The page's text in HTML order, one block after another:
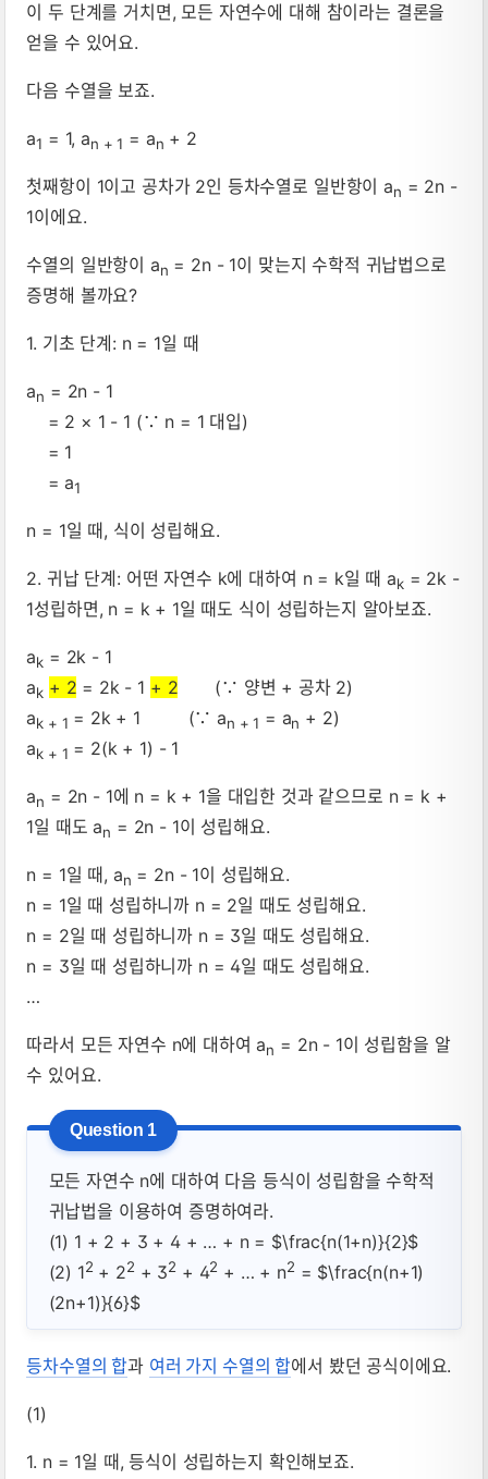
이 두 단계를 거치면, 모든 자연수에 대해 참이라는 결론을
얻을 수 있어요.
다음 수열을 보죠.
a1 = 1, an + 1 = an + 2
첫째항이 1이고 공차가 2인 등차수열로 일반항이 an = 2n -
1이에요.
수열의 일반항이 an = 2n - 1이 맞는지 수학적 귀납법으로
증명해 볼까요?
1. 기초 단계: n = 1일 때
an = 2n - 1
= 2 × 1 - 1 (∵ n = 1 대입)
= 1
= a1
n = 1일 때, 식이 성립해요.
2. 귀납 단계: 어떤 자연수 k에 대하여 n = k일 때 ak= 2k -
1성립하면, n = k + 1일 때도 식이 성립하는지 알아보죠.
ak = 2k - 1
ak + 2 = 2k - 1 + 2 (∵ 양변 + 공차 2)
ak + 1 = 2k + 1 (∵ an + 1 = an + 2)
ak + 1 = 2(k + 1) - 1
an = 2n - 1에 n = k + 1을 대입한 것과 같으므로 n = k +
1일 때도 an = 2n - 1이 성립해요.
n = 1일 때, an = 2n - 1이 성립해요.
n = 1일 때 성립하니까 n = 2일 때도 성립해요.
n = 2일 때 성립하니까 n = 3일 때도 성립해요.
n = 3일 때 성립하니까 n = 4일 때도 성립해요.
…
따라서 모든 자연수 n에 대하여 an = 2n - 1이 성립함을 알
수 있어요.
모든 자연수 n에 대하여 다음 등식이 성립함을 수학적
귀납법을 이용하여 증명하여라.
(1) 1 + 2 + 3 + 4 + … + n = $\frac{n(1+n)}{2}$
(2) 12 + 22 + 32 + 42 + … + n2 = $\frac{n(n+1)
(2n+1)}{6}$
등차수열의 합과 여러 가지 수열의 합에서 봤던 공식이에요.
(1)
1. n = 1일 때, 등식이 성립하는지 확인해보죠.